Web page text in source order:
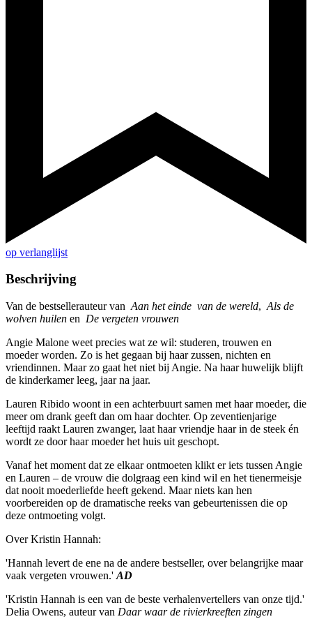
op verlanglijst
Beschrijving
Van de bestsellerauteur van Aan het einde van de wereld, Als de
wolven huilen en De vergeten vrouwen
Angie Malone weet precies wat ze wil: studeren, trouwen en
moeder worden. Zo is het gegaan bij haar zussen, nichten en
vriendinnen. Maar zo gaat het niet bij Angie. Na haar huwelijk blijft
de kinderkamer leeg, jaar na jaar.
Lauren Ribido woont in een achterbuurt samen met haar moeder, die
meer om drank geeft dan om haar dochter. Op zeventienjarige
leeftijd raakt Lauren zwanger, laat haar vriendje haar in de steek én
wordt ze door haar moeder het huis uit geschopt.
Vanaf het moment dat ze elkaar ontmoeten klikt er iets tussen Angie
en Lauren – de vrouw die dolgraag een kind wil en het tienermeisje
dat nooit moederliefde heeft gekend. Maar niets kan hen
voorbereiden op de dramatische reeks van gebeurtenissen die op
deze ontmoeting volgt.
Over Kristin Hannah:
'Hannah levert de ene na de andere bestseller, over belangrijke maar
vaak vergeten vrouwen.' AD
'Kristin Hannah is een van de beste verhalenvertellers van onze tijd.'
Delia Owens, auteur van Daar waar de rivierkreeften zingen